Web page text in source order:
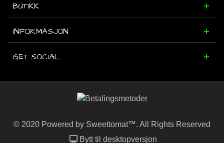
BUTIKK
INFORMASJON
GET SOCIAL
© 2020 Powered by Sweettomat™. All Rights Reserved
Bytt til desktopversjon